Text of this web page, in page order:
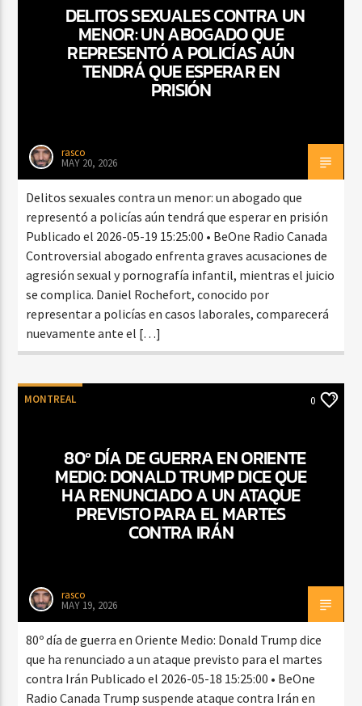
DELITOS SEXUALES CONTRA UN
MENOR: UN ABOGADO QUE
REPRESENTÓ A POLICÍAS AÚN
TENDRÁ QUE ESPERAR EN
PRISIÓN
rasco
MAY 20, 2026
Delitos sexuales contra un menor: un abogado que
representó a policías aún tendrá que esperar en prisión
Publicado el 2026-05-19 15:25:00 • BeOne Radio Canada
Controversial abogado enfrenta graves acusaciones de
agresión sexual y pornografía infantil, mientras el juicio
se complica. Daniel Rochefort, conocido por
representar a policías en casos laborales, comparecerá
nuevamente ante el […]
MONTREAL 0
80º DÍA DE GUERRA EN ORIENTE
MEDIO: DONALD TRUMP DICE QUE
HA RENUNCIADO A UN ATAQUE
PREVISTO PARA EL MARTES
CONTRA IRÁN
rasco
MAY 19, 2026
80º día de guerra en Oriente Medio: Donald Trump dice
que ha renunciado a un ataque previsto para el martes
contra Irán Publicado el 2026-05-18 15:25:00 • BeOne
Radio Canada Trump suspende ataque contra Irán en